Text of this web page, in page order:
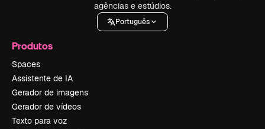
agências e estúdios.
Português
Produtos
Spaces
Assistente de IA
Gerador de imagens
Gerador de vídeos
Texto para voz